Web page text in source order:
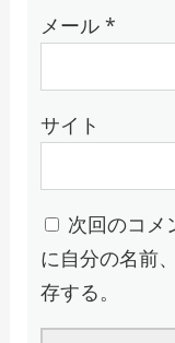
メール *
サイト
次回のコメ
に自分の名前
存する。